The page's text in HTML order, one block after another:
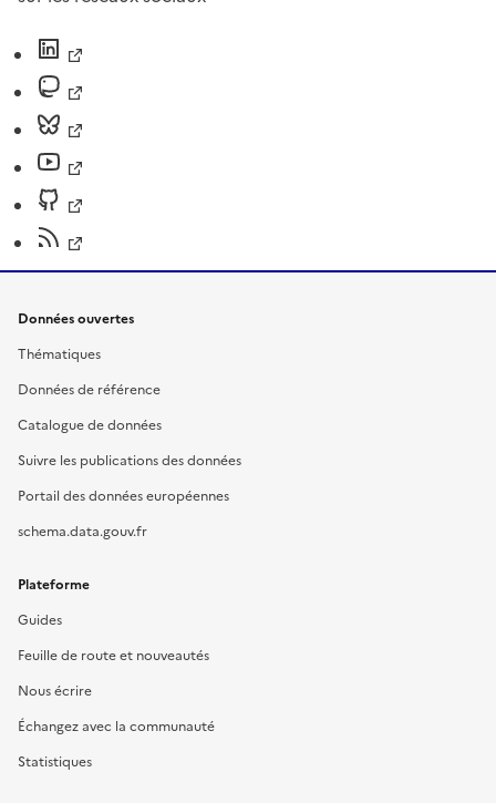
Données ouvertes
Thématiques
Données de référence
Catalogue de données
Suivre les publications des données
Portail des données européennes
schema.data.gouv.fr
Plateforme
Guides
Feuille de route et nouveautés
Nous écrire
Échangez avec la communauté
Statistiques